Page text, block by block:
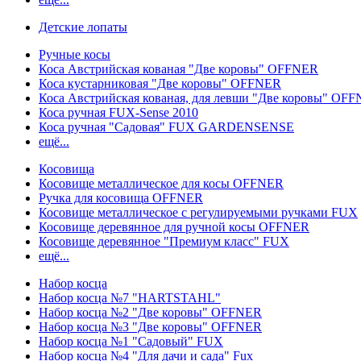
Детские лопаты
Ручные косы
Коса Австрийская кованая "Две коровы" OFFNER
Коса кустарниковая "Две коровы" OFFNER
Коса Австрийская кованая, для левши "Две коровы"
Коса ручная FUX-Sense 2010
Коса ручная "Садовая" FUX GARDENSENSE
ещё...
Косовища
Косовище металлическое для косы OFFNER
Ручка для косовища OFFNER
Косовище металлическое с регулируемыми ручками FUX
Косовище деревянное для ручной косы OFFNER
Косовище деревянное "Премиум класс" FUX
ещё...
Набор косца
Набор косца №7 "HARTSTAHL"
Набор косца №2 "Две коровы" OFFNER
Набор косца №3 "Две коровы" OFFNER
Набор косца №1 "Садовый" FUX
Набор косца №4 "Для дачи и сада" Fux